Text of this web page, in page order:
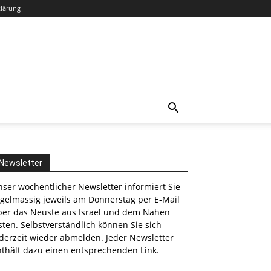
Newsletter
wöchentlicher Newsletter informiert Sie
jeweils am Donnerstag per E-Mail
das Neuste aus Israel und dem Nahen
Selbstverständlich können Sie sich
wieder abmelden. Jeder Newsletter
dazu einen entsprechenden Link.